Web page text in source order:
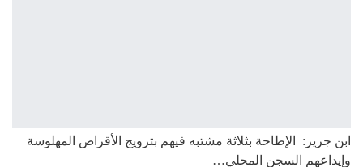
ابن جرير: الإطاحة بثلاثة مشتبه فيهم بترويج الأقراص المهلوسة
وإيداعهم السجن المحلي…